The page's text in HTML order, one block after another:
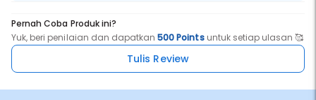
Pernah Coba Produk ini?
Yuk, beri penilaian dan dapatkan500 Pointsuntuk setiap ulasan 🥰
Tulis Review